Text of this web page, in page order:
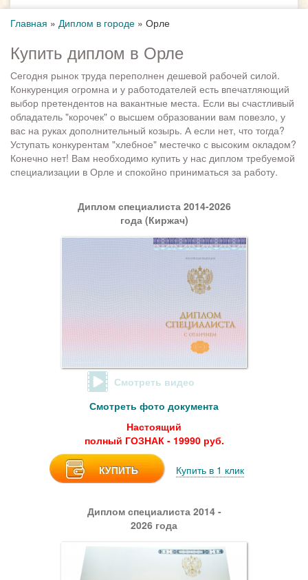
Главная » Диплом в городе » Орле
Купить диплом в Орле
Сегодня рынок труда переполнен дешевой рабочей силой.
Конкуренция огромна и у работодателей есть впечатляющий
выбор претендентов на вакантные места. Если вы счастливый
обладатель "корочек" о высшем образовании вам повезло, у
вас на руках дополнительный козырь. А если нет, что тогда?
Уступать конкурентам "хлебное" местечко с высоким окладом?
Конечно нет! Вам необходимо купить у нас диплом требуемой
специализации в Орле и спокойно приниматься за работу.
Диплом специалиста 2014-2026
года (Киржач)
Смотреть видео
Смотреть фото документа
Настоящий
полный ГОЗНАК - 19990 руб.
КУПИТЬ Купить в 1 клик
Диплом специалиста 2014 -
2026 года